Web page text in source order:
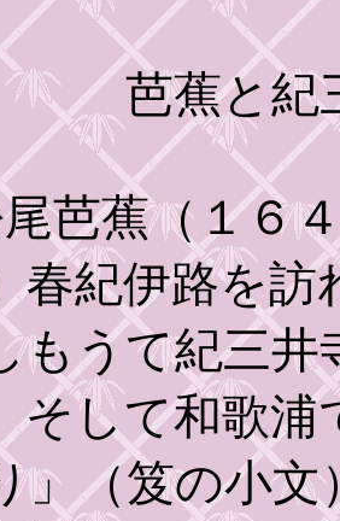
芭蕉と
蕉（１６４
春紀伊路を訪
もうて紀三井
そして和歌浦
」（笈の小文